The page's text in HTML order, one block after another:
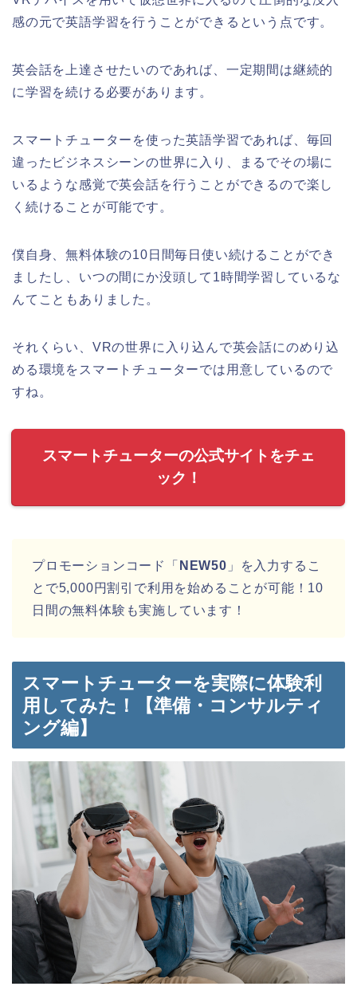
感の元で英語学習を行うことができるという点です。
英会話を上達させたいのであれば、一定期間は継続的
に学習を続ける必要があります。
スマートチューターを使った英語学習であれば、毎回
違ったビジネスシーンの世界に入り、まるでその場に
いるような感覚で英会話を行うことができるので楽し
く続けることが可能です。
僕自身、無料体験の10日間毎日使い続けることができ
ましたし、いつの間にか没頭して1時間学習しているな
んてこともありました。
それくらい、VRの世界に入り込んで英会話にのめり込
める環境をスマートチューターでは用意しているので
すね。
スマートチューターの公式サイトをチェ
ック！
プロモーションコード「 NEW50 」を入力するこ
とで5,000円割引で利用を始めることが可能！10
日間の無料体験も実施しています！
スマートチューターを実際に体験利
用してみた！【準備・コンサルティ
ング編】